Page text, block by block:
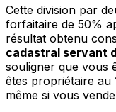
Cette division par
forfaitaire de 50%
résultat obtenu
cadastral servant
souligner que vous
êtes propriétaire au
même si vous